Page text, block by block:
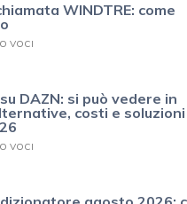
WINDTRE: come
VOCI
DAZN: si può vedere in
costi e soluzioni
VOCI